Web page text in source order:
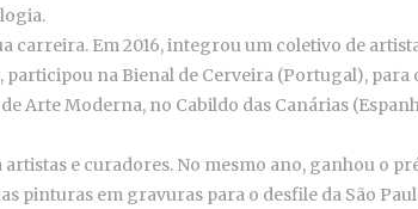
carreira. Em 2016, integrou um coletivo de
na Bienal de Cerveira (Portugal), para
Moderna, no Cabildo das Canárias
e curadores. No mesmo ano, ganhou o
em gravuras para o desfile da São